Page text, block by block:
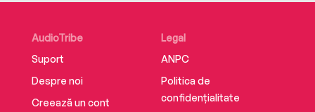
AudioTribe
Suport
Despre noi
Creează un cont
Legal
ANPC
Politica de
confidențialitate